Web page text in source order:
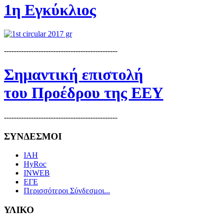
1η Εγκύκλιος
----------------------------------------------
Σημαντική επιστολή
του Προέδρου της ΕΕΥ
----------------------------------------------
ΣΥΝΔΕΣΜΟΙ
IAH
HyRoc
INWEB
ΕΓΕ
Περισσότεροι Σύνδεσμοι...
ΥΛΙΚΟ